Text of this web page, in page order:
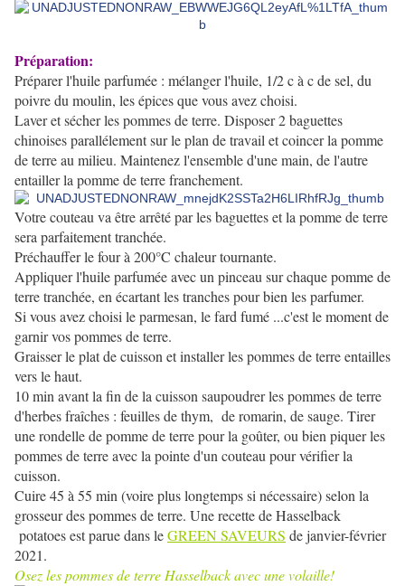
Préparation:
Préparer l'huile parfumée : mélanger l'huile, 1/2 c à c de sel, du
poivre du moulin, les épices que vous avez choisi.
Laver et sécher les pommes de terre. Disposer 2 baguettes
chinoises parallélement sur le plan de travail et coincer la pomme
de terre au milieu. Maintenez l'ensemble d'une main, de l'autre
entailler la pomme de terre franchement.
Votre couteau va être arrêté par les baguettes et la pomme de terre
sera parfaitement tranchée.
Préchauffer le four à 200°C chaleur tournante.
Appliquer l'huile parfumée avec un pinceau sur chaque pomme de
terre tranchée, en écartant les tranches pour bien les parfumer.
Si vous avez choisi le parmesan, le fard fumé ...c'est le moment de
garnir vos pommes de terre.
Graisser le plat de cuisson et installer les pommes de terre entailles
vers le haut.
10 min avant la fin de la cuisson saupoudrer les pommes de terre
d'herbes fraîches : feuilles de thym, de romarin, de sauge. Tirer
une rondelle de pomme de terre pour la goûter, ou bien piquer les
pommes de terre avec la pointe d'un couteau pour vérifier la
cuisson.
Cuire 45 à 55 min (voire plus longtemps si nécessaire) selon la
grosseur des pommes de terre. Une recette de Hasselback
potatoes est parue dans leGREEN SAVEURS de janvier-février
2021.
Osez les pommes de terre Hasselback avec une volaille!